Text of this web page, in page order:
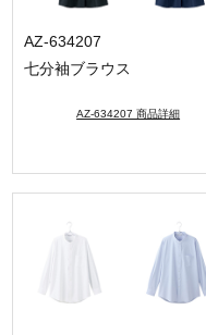
AZ-634207
七分袖ブラウス
AZ-634207 商品詳細